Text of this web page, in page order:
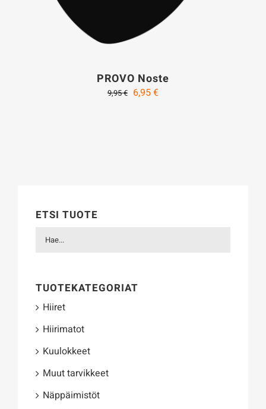
PROVO Noste
9,95€ Alkuperäinen
6,95€Nykyinen
ETSI TUOTE
TUOTEKATEGORIAT
Hiiret
Hiirimatot
Kuulokkeet
Muut tarvikkeet
Näppäimistöt